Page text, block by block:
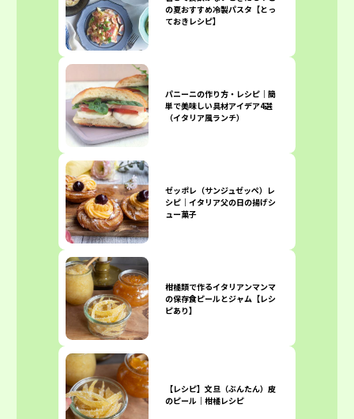
の夏おすすめ冷製パスタ【とっ
ておきレシピ】
パニーニの作り方・レシピ｜簡
単で美味しい具材アイデア4選
（イタリア風ランチ）
ゼッポレ（サンジュゼッペ）レ
シピ｜イタリア父の日の揚げシ
ュー菓子
柑橘類で作るイタリアンマンマ
の保存食ピールとジャム【レシ
ピあり】
【レシピ】文旦（ぶんたん）皮
のピール｜柑橘レシピ